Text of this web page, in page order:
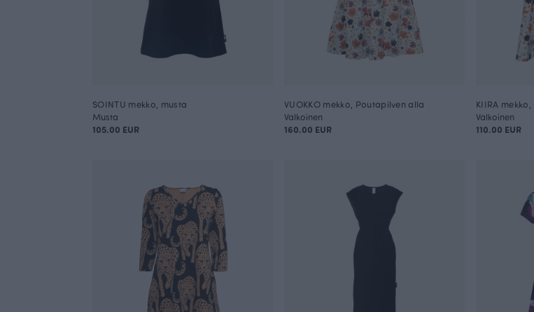
SOINTU mekko, musta
Musta
105.00 EUR
VUOKKO mekko, Poutapilven alla
Valkoinen
160.00 EUR
KIIRA
Valkoinen
110.00 EUR